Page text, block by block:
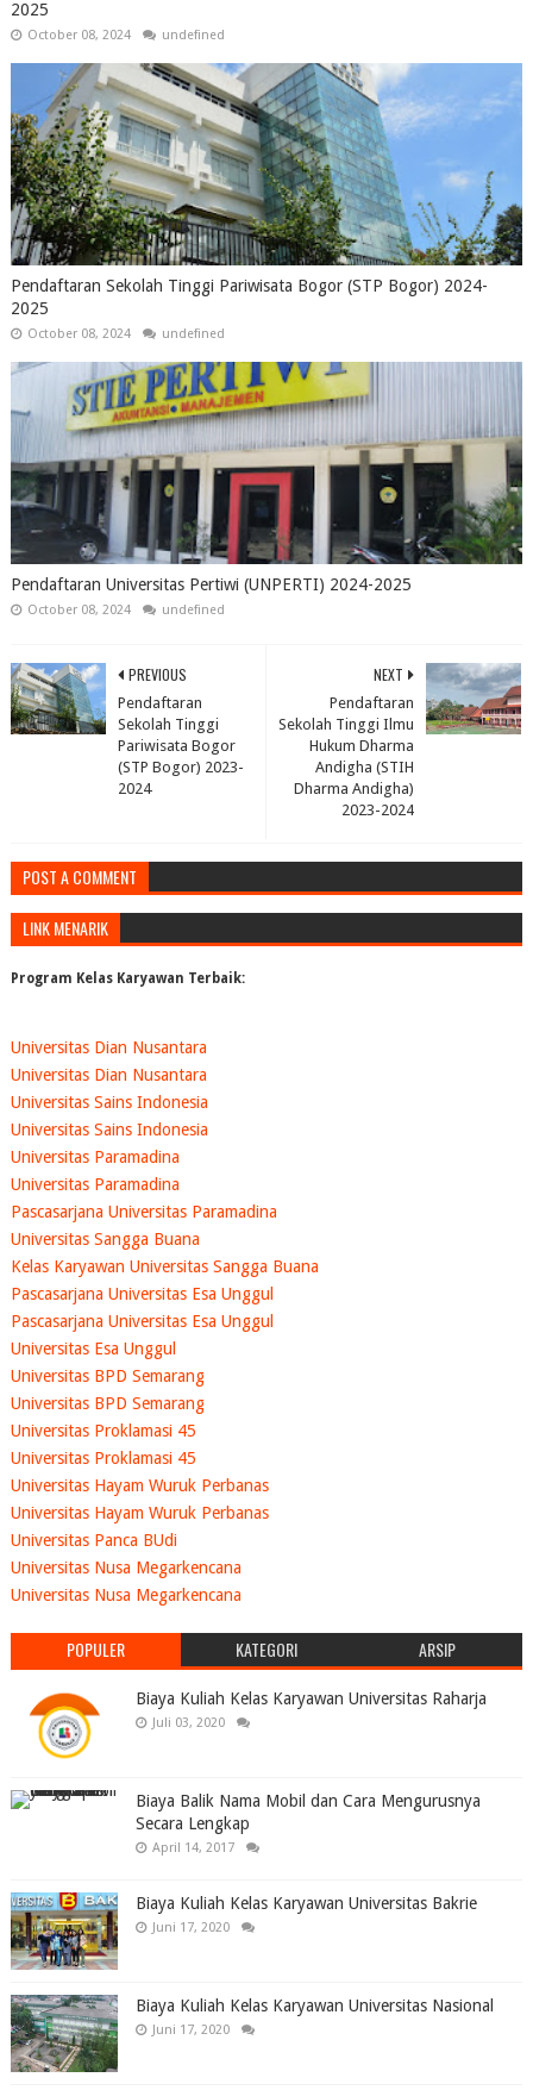
2025
October 08, 2024 undefined
Pendaftaran Sekolah Tinggi Pariwisata Bogor (STP Bogor) 2024-
2025
October 08, 2024 undefined
Pendaftaran Universitas Pertiwi (UNPERTI) 2024-2025
October 08, 2024 undefined
NEXT
Pendaftaran
Sekolah Tinggi Ilmu
Hukum Dharma
Andigha (STIH
Dharma Andigha)
2023-2024
PREVIOUS
Pendaftaran
Sekolah Tinggi
Pariwisata Bogor
(STP Bogor) 2023-
2024
POST A COMMENT
LINK MENARIK
Program Kelas Karyawan Terbaik:
Universitas Dian Nusantara
Universitas Dian Nusantara
Universitas Sains Indonesia
Universitas Sains Indonesia
Universitas Paramadina
Universitas Paramadina
Pascasarjana Universitas Paramadina
Universitas Sangga Buana
Kelas Karyawan Universitas Sangga Buana
Pascasarjana Universitas Esa Unggul
Pascasarjana Universitas Esa Unggul
Universitas Esa Unggul
Universitas BPD Semarang
Universitas BPD Semarang
Universitas Proklamasi 45
Universitas Proklamasi 45
Universitas Hayam Wuruk Perbanas
Universitas Hayam Wuruk Perbanas
Universitas Panca BUdi
Universitas Nusa Megarkencana
Universitas Nusa Megarkencana
POPULER KATEGORI ARSIP
Biaya Kuliah Kelas Karyawan Universitas Raharja
Juli 03, 2020
Biaya Balik Nama Mobil dan Cara Mengurusnya
Secara Lengkap
April 14, 2017
Biaya Kuliah Kelas Karyawan Universitas Bakrie
Juni 17, 2020
Biaya Kuliah Kelas Karyawan Universitas Nasional
Juni 17, 2020